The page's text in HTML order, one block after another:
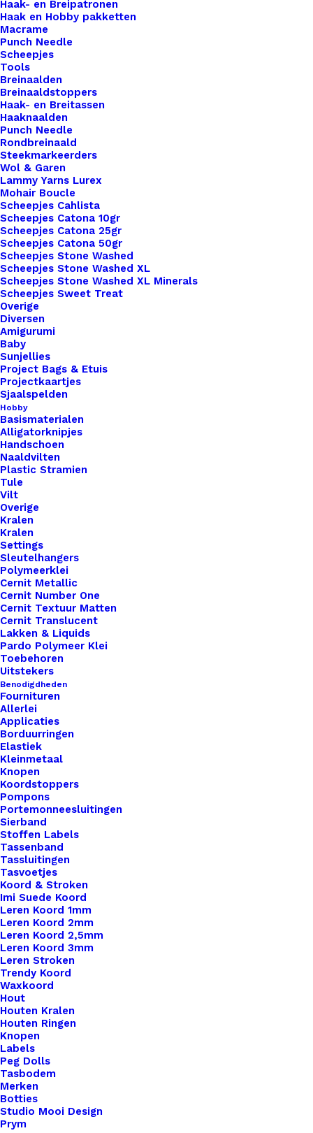
Haak- en Breipatronen
Haak en Hobby pakketten
Macrame
Punch Needle
Scheepjes
Tools
Breinaalden
Breinaaldstoppers
Haak- en Breitassen
Haaknaalden
Punch Needle
Rondbreinaald
Steekmarkeerders
Wol & Garen
Lammy Yarns Lurex
Mohair Boucle
Scheepjes Cahlista
Scheepjes Catona 10gr
Scheepjes Catona 25gr
Scheepjes Catona 50gr
Scheepjes Stone Washed
Scheepjes Stone Washed XL
Scheepjes Stone Washed XL Minerals
Scheepjes Sweet Treat
Overige
Diversen
Amigurumi
Baby
Sunjellies
Project Bags & Etuis
Projectkaartjes
Sjaalspelden
Hobby
Basismaterialen
Alligatorknipjes
Handschoen
Naaldvilten
Plastic Stramien
Tule
Vilt
Overige
Kralen
Kralen
Settings
Sleutelhangers
Polymeerklei
Cernit Metallic
Cernit Number One
Cernit Textuur Matten
Cernit Translucent
Lakken & Liquids
Pardo Polymeer Klei
Toebehoren
Uitstekers
Benodigdheden
Fournituren
Allerlei
Applicaties
Borduurringen
Elastiek
Kleinmetaal
Knopen
Koordstoppers
Pompons
Portemonneesluitingen
Sierband
Stoffen Labels
Tassenband
Tassluitingen
Tasvoetjes
Koord & Stroken
Imi Suede Koord
Leren Koord 1mm
Leren Koord 2mm
Leren Koord 2,5mm
Leren Koord 3mm
Leren Stroken
Trendy Koord
Waxkoord
Hout
Houten Kralen
Houten Ringen
Knopen
Labels
Peg Dolls
Tasbodem
Merken
Botties
Studio Mooi Design
Prym
de rest. Voor de bewuste haak- en breisters onder
ons bieden we ook een assortiment vegan leren
labels aan die volledig diervriendelijk zijn.
Gemaakt van hoogwaardig synthetisch materiaal,
zijn deze labels een milieuvriendelijk alternatief
voor traditioneel leer, zonder concessies te doen
aan stijl of kwaliteit.
1 op voorraad
Big
Labels
Met
Drukknoop
10x3cm
Zwart
Lovely
Scarf
Wit
aantal
Toevoegen aan winkelwagen
Toevoegen aan verlanglijst
Artikelnummer
Categorie
Kleur
Binnen 1-3 werkdagen verzonden
Veilig betalen
Unieke en kwaliteitsproducten
Nog meer leuks!
€3,50